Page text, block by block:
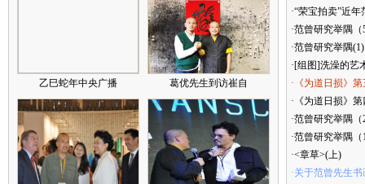
乙巳蛇年中央广播 葛优先生到访崔自
·“荣宝拍卖”近
·范曾研究举隅（
·范曾研究举隅(1)
·[组图]洗澡的艺
·《为道日损》
·《为道日损》
·范曾研究举隅（
·范曾研究举隅（
·<章草>(上)
·关于范曾先生